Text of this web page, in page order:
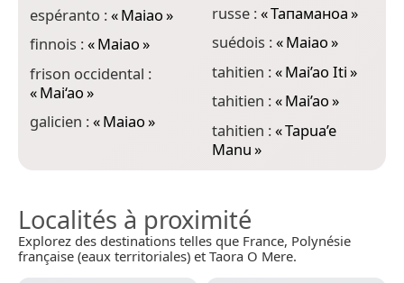
espéranto :«Maiao»
finnois :«Maiao»
frison occidental :
«Mai‘ao»
galicien :«Maiao»
russe :«Тапаманоа»
suédois :«Maiao»
tahitien :«Mai’ao Iti»
tahitien :«Mai’ao»
tahitien :«Tapua’e
Manu»
Localités à proximité
Explorez des destinations telles que France, Polynésie
française (eaux territoriales) et Taora O Mere.